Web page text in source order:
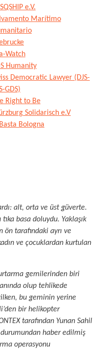
e.V.
Marítimo
Watch
Humanity
Democratic Lawyer (DJS-
GDS)
Right to Be
Solidarisch e.V
Bologna
alt, orta ve üst güverte.
basa doluydu. Yaklaşık
ön tarafındaki ayrı ve
ve çocuklardan kurtulan
gemilerinden biri
olup tehlikede
bu geminin yerine
bir helikopter
tarafından Yunan Sahil
haber edilmiş
operasyonu